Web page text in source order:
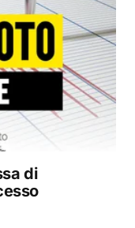
di